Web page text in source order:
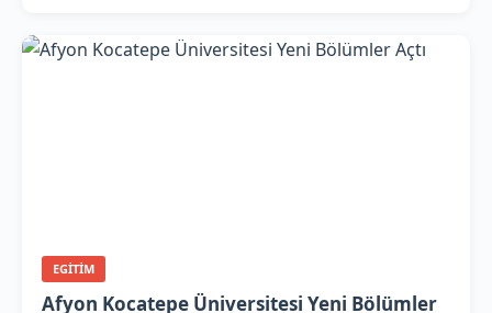
EGITIM
Afyon Kocatepe Üniversitesi Yeni Bölümler